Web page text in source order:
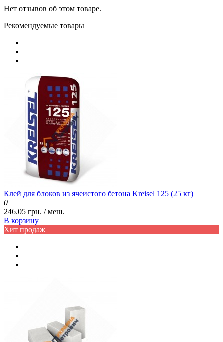
Нет отзывов об этом товаре.
Рекомендуемые товары
Клей для блоков из ячеистого бетона Kreisel 125 (25 кг)
0
246.05 грн. / меш.
В корзину
Хит продаж